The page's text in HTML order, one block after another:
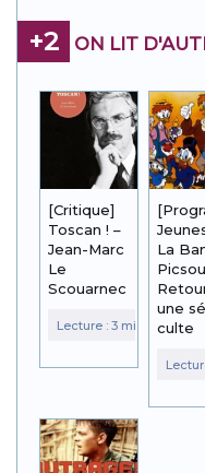
+2 ON LIT
[Critique]
Toscan ! –
Jean-Marc
Le
Scouarnec
La
une
culte